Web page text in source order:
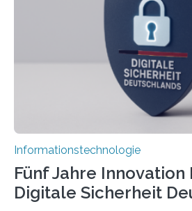
kognitiven Robotern beschäftigen
die mittels Sensoren ihre
Informationen verarbeiten und
Informationstechnologie
Fünf Jahre Innovation
Digitale Sicherheit